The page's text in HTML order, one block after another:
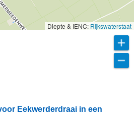
Diepte & IENC: Rijkswaterstaat
Eekwerderdraai in een